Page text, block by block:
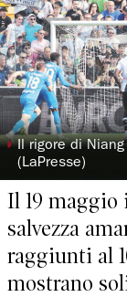
◗Il rigore di
(LaPresse)
Il 19
salvezza
raggiunti al
mostrano